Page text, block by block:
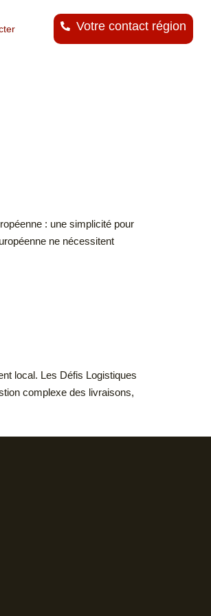
Votre contact région
: une simplicité pour
ne nécessitent
local. Les Défis Logistiques
complexe des livraisons,